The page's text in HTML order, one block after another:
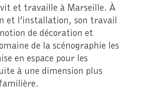
et travaille à Marseille. À
et l’installation, son travail
de décoration et
de la scénographie les
en espace pour les
à une dimension plus